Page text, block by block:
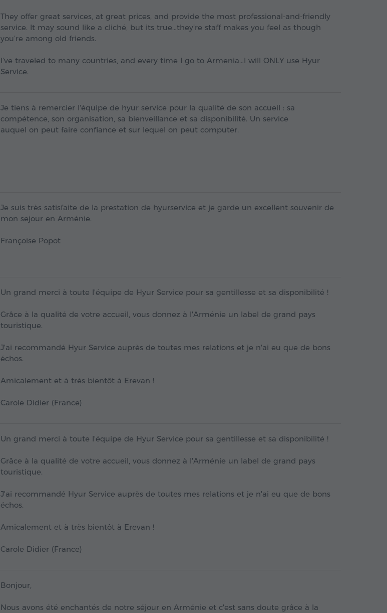
They offer great services, at great prices, and provide the most professional-and-friendly
service. It may sound like a cliché, but its true…they’re staff makes you feel as though
you’re among old friends.
I’ve traveled to many countries, and every time I go to Armenia…I will ONLY use Hyur
Service.
Je tiens à remercier l'équipe de hyur service pour la qualité de son accueil : sa
compétence, son organisation, sa bienveillance et sa disponibilité. Un service
auquel on peut faire confiance et sur lequel on peut computer.
Je suis très satisfaite de la prestation de hyurservice et je garde un excellent souvenir de
mon sejour en Arménie.
Françoise Popot
Un grand merci à toute l'équipe de Hyur Service pour sa gentillesse et sa disponibilité !
Grâce à la qualité de votre accueil, vous donnez à l'Arménie un label de grand pays
touristique.
J'ai recommandé Hyur Service auprès de toutes mes relations et je n'ai eu que de bons
échos.
Amicalement et à très bientôt à Erevan !
Carole Didier (France)
Un grand merci à toute l'équipe de Hyur Service pour sa gentillesse et sa disponibilité !
Grâce à la qualité de votre accueil, vous donnez à l'Arménie un label de grand pays
touristique.
J'ai recommandé Hyur Service auprès de toutes mes relations et je n'ai eu que de bons
échos.
Amicalement et à très bientôt à Erevan !
Carole Didier (France)
Bonjour,
Nous avons été enchantés de notre séjour en Arménie et c'est sans doute grâce à la